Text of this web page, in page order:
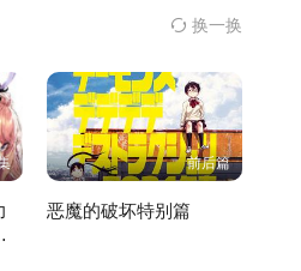
换一换
前后篇
恶魔的破坏特别篇